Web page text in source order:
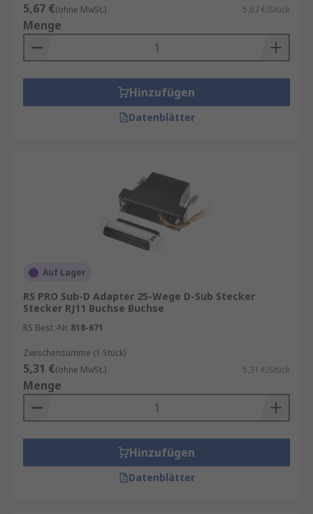
5,67 €(ohne MwSt.) 5,67 €/Stück
Menge
Hinzufügen
Datenblätter
Auf Lager
RS PRO Sub-D Adapter 25-Wege D-Sub Stecker
Stecker RJ11 Buchse Buchse
RS Best.-Nr. 818-671
Zwischensumme (1 Stück)
5,31 €(ohne MwSt.) 5,31 €/Stück
Menge
Hinzufügen
Datenblätter